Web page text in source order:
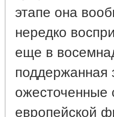
этапе она
нередко
еще в
поддержанная
ожесточенные
европейской